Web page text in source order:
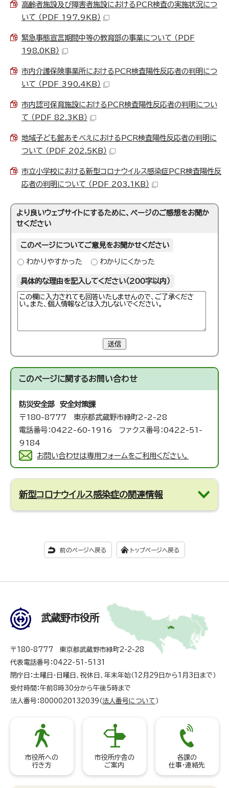
高齢者施設及び障害者施設におけるPCR検査の実施状況につ
いて （PDF 197.9KB）
緊急事態宣言期間中等の教育部の事業について （PDF
198.0KB）
市内介護保険事業所におけるPCR検査陽性反応者の判明につ
いて （PDF 390.4KB）
市内認可保育施設におけるPCR検査陽性反応者の判明につい
て （PDF 82.3KB）
地域子ども館あそべえにおけるPCR検査陽性反応者の判明に
ついて （PDF 202.5KB）
市立小学校における新型コロナウイルス感染症PCR検査陽性反
応者の判明について （PDF 203.1KB）
より良いウェブサイトにするために、ページのご感想をお聞か
せください
このページについてご意見をお聞かせください
わかりやすかった わかりにくかった
具体的な理由を記入してください（200字以内）
送信
このページに関するお問い合わせ
防災安全部 安全対策課
〒180-8777 東京都武蔵野市緑町2-2-28
電話番号：0422-60-1916 ファクス番号：0422-51-
9184
お問い合わせは専用フォームをご利用ください。
新型コロナウイルス感染症の関連情報
前のページへ戻る トップページへ戻る
武蔵野市役所
〒180-8777 東京都武蔵野市緑町2-2-28
代表電話番号：0422-51-5131
閉庁日：土曜日・日曜日、祝休日、年末年始（12月29日から1月3日まで）
受付時間：午前8時30分から午後5時まで
法人番号：8000020132039（ 法人番号について ）
市役所への
行き方
市役所庁舎の
ご案内
各課の
仕事・連絡先